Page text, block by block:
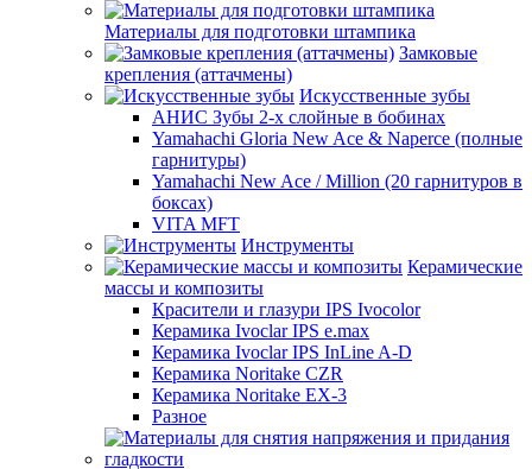
Материалы для подготовки штампика
Замковые
крепления (аттачмены)
Искусственные зубы
АНИС Зубы 2-х слойные в бобинах
Yamahachi Gloria New Ace & Naperce (полные
гарнитуры)
Yamahachi New Ace / Million (20 гарнитуров в
боксах)
VITA MFT
Инструменты
Керамические
массы и композиты
Красители и глазури IPS Ivocolor
Керамика Ivoclar IPS e.max
Керамика Ivoclar IPS InLine A-D
Керамика Noritake CZR
Керамика Noritake EX-3
Разное